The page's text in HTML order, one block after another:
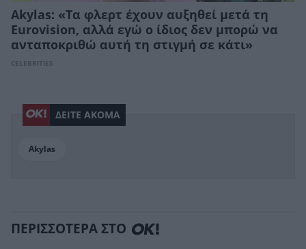
Akylas: «Τα φλερτ έχουν αυξηθεί μετά τη
Eurovision, αλλά εγώ ο ίδιος δεν μπορώ να
ανταποκριθώ αυτή τη στιγμή σε κάτι»
CELEBRITIES
ΔΕΙΤΕ ΑΚΟΜΑ
Akylas
ΠΕΡΙΣΣΟΤΕΡΑ ΣΤΟ